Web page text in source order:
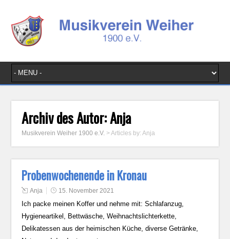
Archiv des Autor:Anja
Musikverein Weiher 1900 e.V. > Articles by: Anja
Probenwochenende in Kronau
Anja 15. November 2021
Ich packe meinen Koffer und nehme mit: Schlafanzug,
Hygieneartikel, Bettwäsche, Weihnachtslichterkette,
Delikatessen aus der heimischen Küche, diverse Getränke,